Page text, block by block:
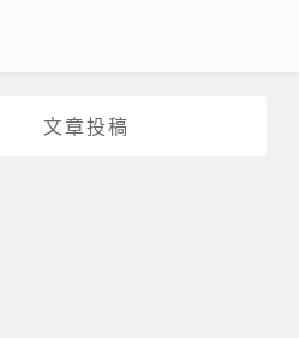
文章投稿